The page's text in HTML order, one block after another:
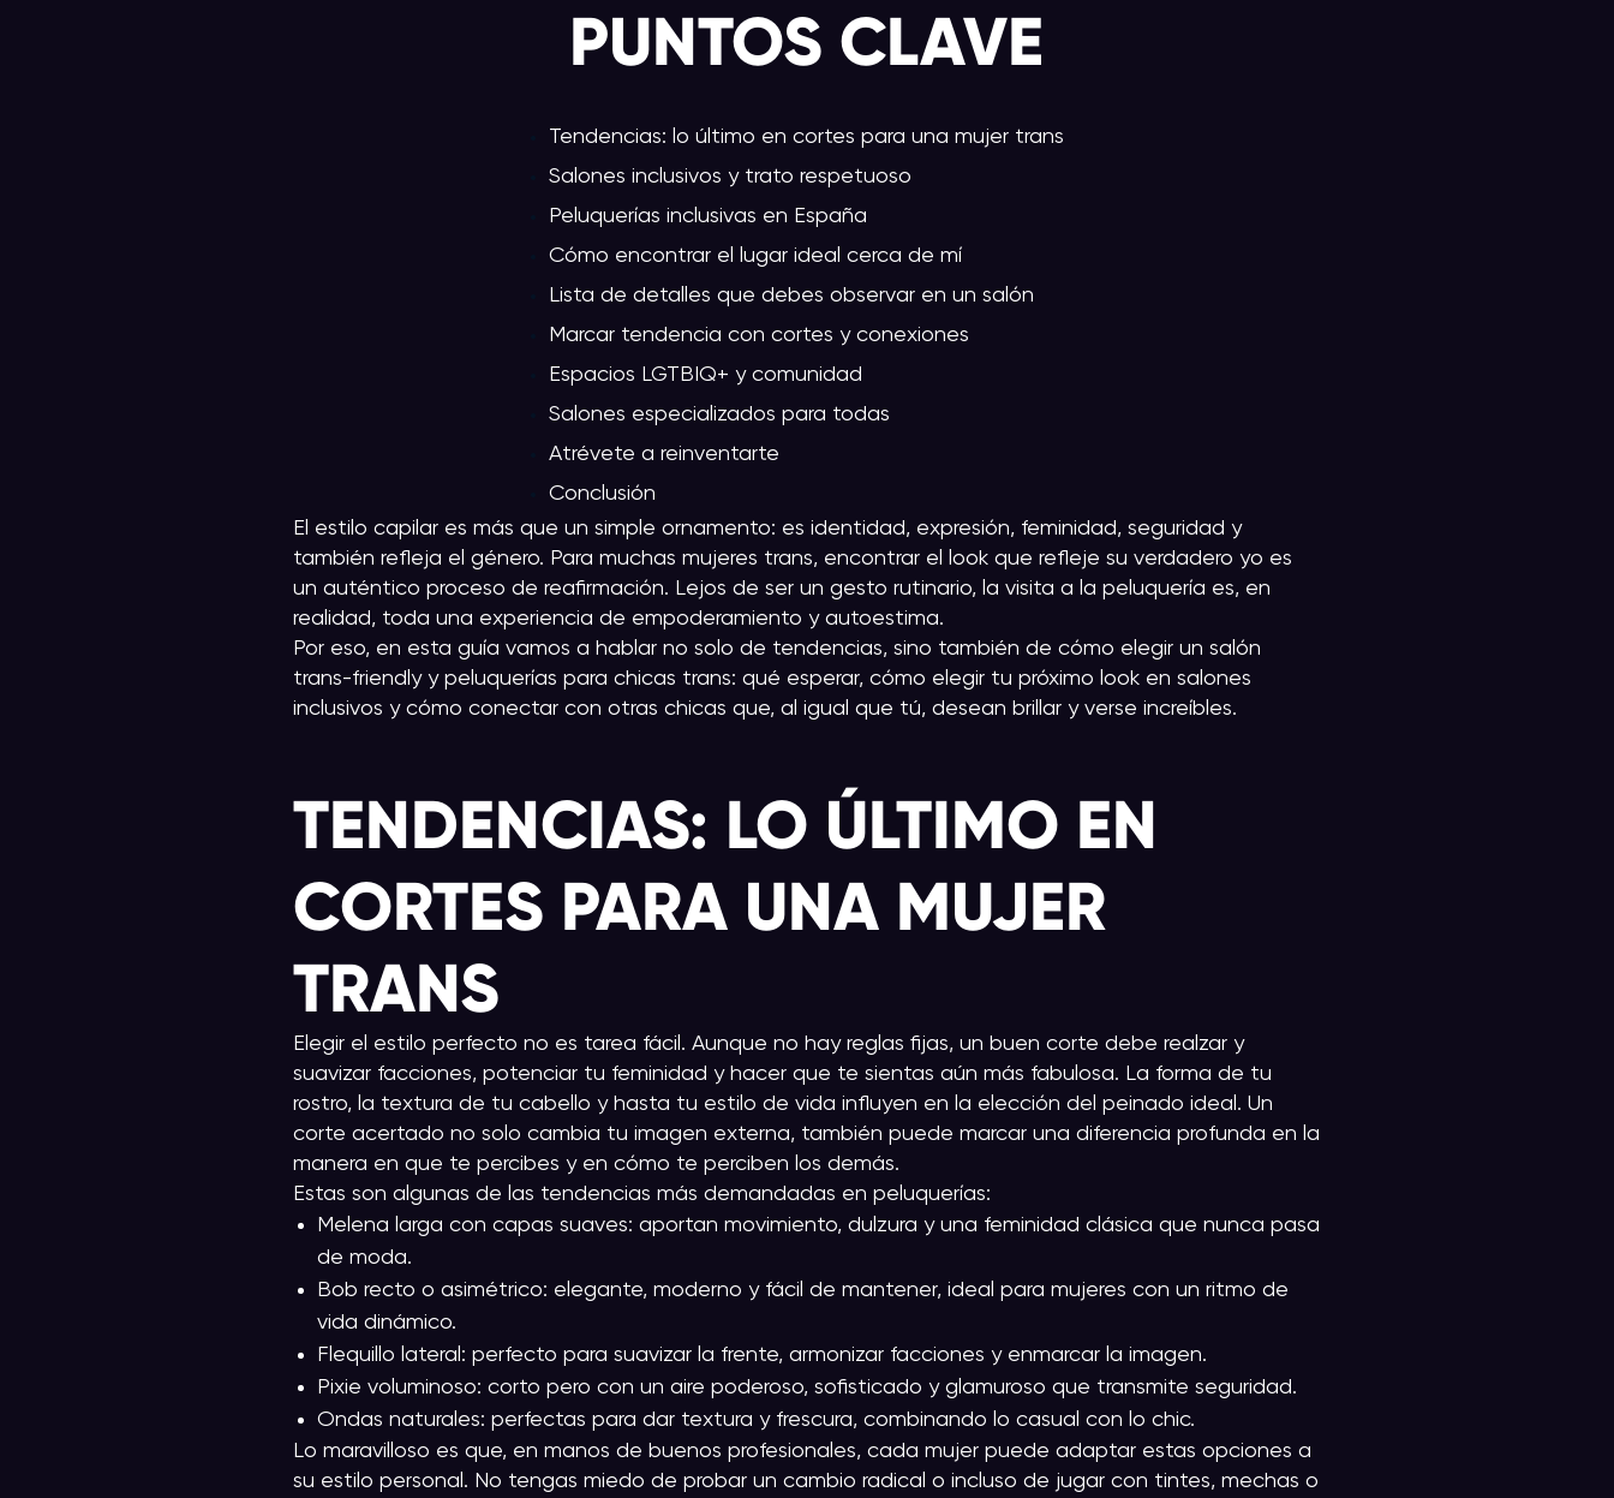
PUNTOS CLAVE
Tendencias: lo último en cortes para una mujer trans
Salones inclusivos y trato respetuoso
Peluquerías inclusivas en España
Cómo encontrar el lugar ideal cerca de mí
Lista de detalles que debes observar en un salón
Marcar tendencia con cortes y conexiones
Espacios LGTBIQ+ y comunidad
Salones especializados para todas
Atrévete a reinventarte
Conclusión
El estilo capilar es más que un simple ornamento: es identidad, expresión, feminidad, seguridad y
también refleja el género. Para muchas mujeres trans, encontrar el look que refleje su verdadero yo es
un auténtico proceso de reafirmación. Lejos de ser un gesto rutinario, la visita a la peluquería es, en
realidad, toda una experiencia de empoderamiento y autoestima.
Por eso, en esta guía vamos a hablar no solo de tendencias, sino también de cómo elegir un salón
trans-friendly y peluquerías para chicas trans: qué esperar, cómo elegir tu próximo look en salones
inclusivos y cómo conectar con otras chicas que, al igual que tú, desean brillar y verse increíbles.
TENDENCIAS: LO ÚLTIMO EN
CORTES PARA UNA MUJER
TRANS
Elegir el estilo perfecto no es tarea fácil. Aunque no hay reglas fijas, un buen corte debe realzar y
suavizar facciones, potenciar tu feminidad y hacer que te sientas aún más fabulosa. La forma de tu
rostro, la textura de tu cabello y hasta tu estilo de vida influyen en la elección del peinado ideal. Un
corte acertado no solo cambia tu imagen externa, también puede marcar una diferencia profunda en la
manera en que te percibes y en cómo te perciben los demás.
Estas son algunas de las tendencias más demandadas en peluquerías:
Melena larga con capas suaves: aportan movimiento, dulzura y una feminidad clásica que nunca pasa
de moda.
Bob recto o asimétrico: elegante, moderno y fácil de mantener, ideal para mujeres con un ritmo de
vida dinámico.
Flequillo lateral: perfecto para suavizar la frente, armonizar facciones y enmarcar la imagen.
Pixie voluminoso: corto pero con un aire poderoso, sofisticado y glamuroso que transmite seguridad.
Ondas naturales: perfectas para dar textura y frescura, combinando lo casual con lo chic.
Lo maravilloso es que, en manos de buenos profesionales, cada mujer puede adaptar estas opciones a
su estilo personal. No tengas miedo de probar un cambio radical o incluso de jugar con tintes, mechas o